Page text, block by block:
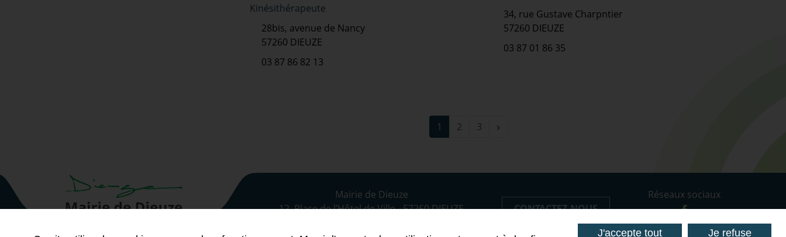
Kinésithérapeute
28bis, avenue de Nancy
57260 DIEUZE
03 87 86 82 13
34, rue Gustave Charpntier
57260 DIEUZE
03 87 01 86 35
1 2 3 ›
Mairie de Dieuze
12, Place de l’Hôtel de Ville - 57260 DIEUZE
CONTACTEZ-NOUS
Réseaux sociaux
J'accepte tout Je refuse